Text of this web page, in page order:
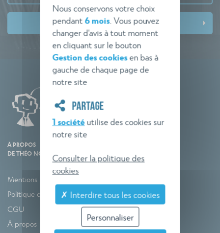
À PROPOS
DE THÉO NORME
Mentions légales
Politique de confidentialité
CGU
À propos
Nous conservons votre choix
pendant6 mois. Vous pouvez
changer d'avis à tout moment
en cliquant sur le bouton
Gestion des cookiesen bas à
gauche de chaque page de
notre site
PARTAGE
1 sociétéutilise des cookies sur
notre site
Consulter la politique des
cookies
✗ Interdire tous les cookies
Personnaliser